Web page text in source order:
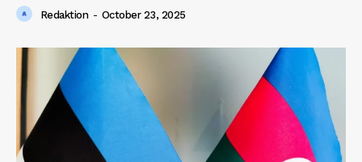
Redaktion - October 23, 2025